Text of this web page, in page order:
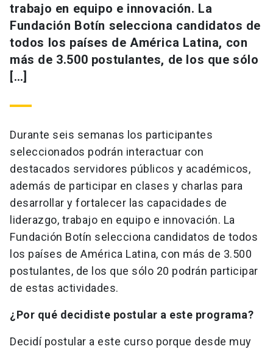
trabajo en equipo e innovación. La
Fundación Botín selecciona candidatos de
todos los países de América Latina, con
más de 3.500 postulantes, de los que sólo
[…]
Durante seis semanas los participantes
seleccionados podrán interactuar con
destacados servidores públicos y académicos,
además de participar en clases y charlas para
desarrollar y fortalecer las capacidades de
liderazgo, trabajo en equipo e innovación. La
Fundación Botín selecciona candidatos de todos
los países de América Latina, con más de 3.500
postulantes, de los que sólo 20 podrán participar
de estas actividades.
¿Por qué decidiste postular a este programa?
Decidí postular a este curso porque desde muy